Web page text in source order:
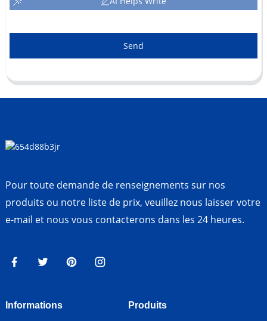
Send
Pour toute demande de renseignements sur nos
produits ou notre liste de prix, veuillez nous laisser votre
e-mail et nous vous contacterons dans les 24 heures.
Informations Produits